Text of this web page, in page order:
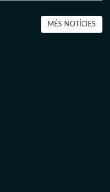
MÉS NOTÍCIES